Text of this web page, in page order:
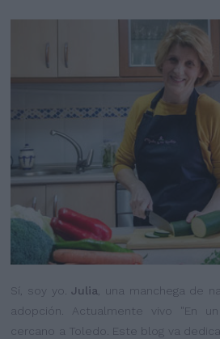
Sí, soy yo.Julia, una manchega de
adopción. Actualmente vivo "En
cercano a Toledo. Este blog va